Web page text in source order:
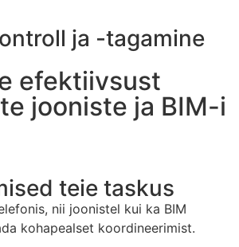
ja -tagamine
efektiivsust
jooniste ja BIM-i
teie taskus
nii joonistel kui ka BIM
kohapealset koordineerimist.